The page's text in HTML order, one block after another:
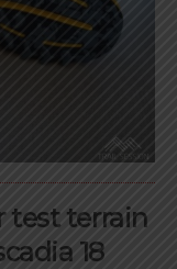
test terrain
18